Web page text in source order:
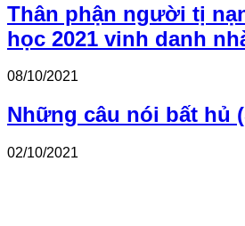
Thân phận người tị
học 2021 vinh danh
08/10/2021
Những câu nói bất hủ
02/10/2021